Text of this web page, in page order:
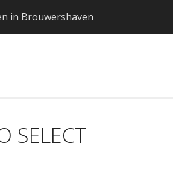
in Brouwershaven
SELECT